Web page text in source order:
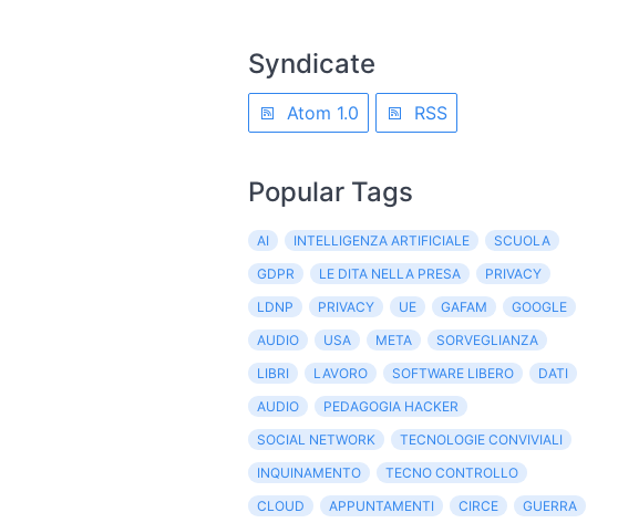
Syndicate
Atom 1.0 RSS
Popular Tags
AI INTELLIGENZA ARTIFICIALE
SCUOLA
GDPR
LE DITA NELLA PRESA
PRIVACY
LDNP
PRIVACY UE GAFAM
GOOGLE
AUDIO
USA META
SORVEGLIANZA
LIBRI
LAVORO SOFTWARE LIBERO
DATI
AUDIO
PEDAGOGIA HACKER
SOCIAL NETWORK
TECNOLOGIE CONVIVIALI
INQUINAMENTO
TECNO CONTROLLO
CLOUD
APPUNTAMENTI CIRCE
GUERRA